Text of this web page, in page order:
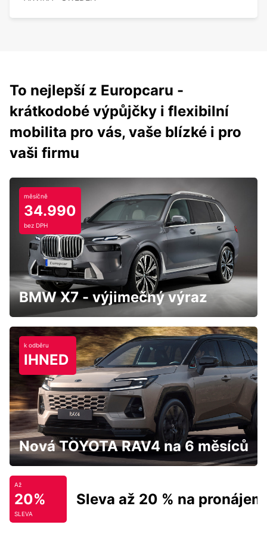
To nejlepší z Europcaru -
krátkodobé výpůjčky i flexibilní
mobilita pro vás, vaše blízké i pro
vaši firmu
měsíčně
34.990
bez DPH
BMW X7 - výjimečný výraz
k odběru
IHNED
Nová TOYOTA RAV4 na 6 měsíců
Až
20%
SLEVA
Sleva až 20 % na pronájem